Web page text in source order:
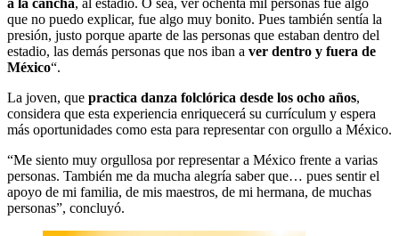
que no puedo explicar, fue algo muy bonito. Pues también sentía la
presión, justo porque aparte de las personas que estaban dentro del
estadio, las demás personas que nos iban a ver dentro y fuera de
México“.
La joven, que practica danza folclórica desde los ocho años,
considera que esta experiencia enriquecerá su currículum y espera
más oportunidades como esta para representar con orgullo a México.
“Me siento muy orgullosa por representar a México frente a varias
personas. También me da mucha alegría saber que… pues sentir el
apoyo de mi familia, de mis maestros, de mi hermana, de muchas
personas”, concluyó.